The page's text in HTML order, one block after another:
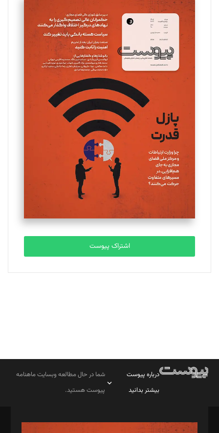
اشتراک پیوست
درباره پیوست
بیشتر بدانید
شما در حال مطالعه وبسایت ماهنامه
پیوست هستید.
مدیر مسئول: محمدباقر اثنی‌عشری